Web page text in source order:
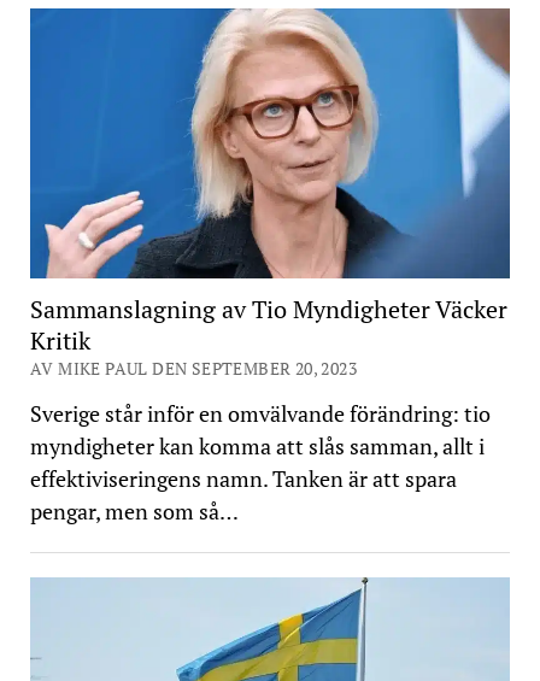
Sammanslagning av Tio Myndigheter Väcker
Kritik
AV MIKE PAUL DEN SEPTEMBER 20, 2023
Sverige står inför en omvälvande förändring: tio
myndigheter kan komma att slås samman, allt i
effektiviseringens namn. Tanken är att spara
pengar, men som så…